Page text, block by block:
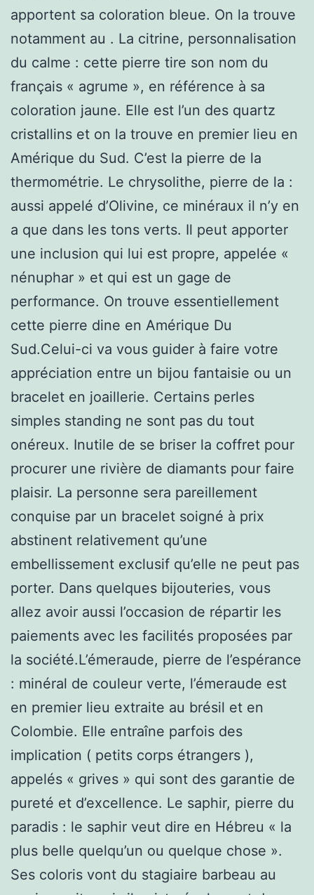
apportent sa coloration bleue. On la trouve
notamment au . La citrine, personnalisation
du calme : cette pierre tire son nom du
français « agrume », en référence à sa
coloration jaune. Elle est l’un des quartz
cristallins et on la trouve en premier lieu en
Amérique du Sud. C’est la pierre de la
thermométrie. Le chrysolithe, pierre de la :
aussi appelé d’Olivine, ce minéraux il n’y en
a que dans les tons verts. Il peut apporter
une inclusion qui lui est propre, appelée «
nénuphar » et qui est un gage de
performance. On trouve essentiellement
cette pierre dine en Amérique Du
Sud.Celui-ci va vous guider à faire votre
appréciation entre un bijou fantaisie ou un
bracelet en joaillerie. Certains perles
simples standing ne sont pas du tout
onéreux. Inutile de se briser la coffret pour
procurer une rivière de diamants pour faire
plaisir. La personne sera pareillement
conquise par un bracelet soigné à prix
abstinent relativement qu’une
embellissement exclusif qu’elle ne peut pas
porter. Dans quelques bijouteries, vous
allez avoir aussi l’occasion de répartir les
paiements avec les facilités proposées par
la société.L’émeraude, pierre de l’espérance
: minéral de couleur verte, l’émeraude est
en premier lieu extraite au brésil et en
Colombie. Elle entraîne parfois des
implication ( petits corps étrangers ),
appelés « grives » qui sont des garantie de
pureté et d’excellence. Le saphir, pierre du
paradis : le saphir veut dire en Hébreu « la
plus belle quelqu’un ou quelque chose ».
Ses coloris vont du stagiaire barbeau au